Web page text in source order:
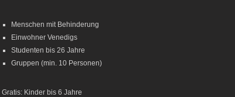
Menschen mit Behinderung
Einwohner Venedigs
Studenten bis 26 Jahre
Gruppen (min. 10 Personen)
Gratis: Kinder bis 6 Jahre